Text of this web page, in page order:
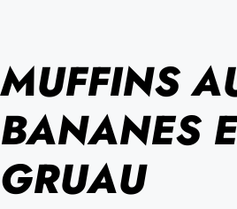
MUFFINS
BANANES
GRUAU